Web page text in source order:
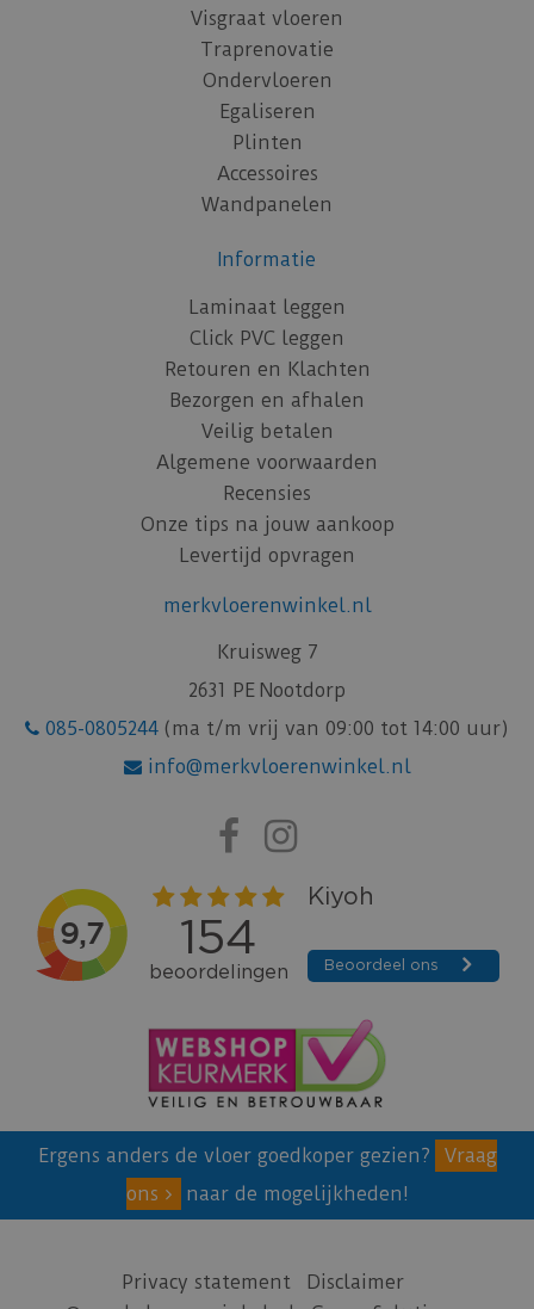
Visgraat vloeren
Traprenovatie
Ondervloeren
Egaliseren
Plinten
Accessoires
Wandpanelen
Informatie
Laminaat leggen
Click PVC leggen
Retouren en Klachten
Bezorgen en afhalen
Veilig betalen
Algemene voorwaarden
Recensies
Onze tips na jouw aankoop
Levertijd opvragen
merkvloerenwinkel.nl
Kruisweg 7
2631 PE Nootdorp
085-0805244 (ma t/m vrij van 09:00 tot 14:00 uur)
info@merkvloerenwinkel.nl
Ergens anders de vloer goedkoper gezien?
Vraag
ons
naar de mogelijkheden!
Privacy statement
Disclaimer